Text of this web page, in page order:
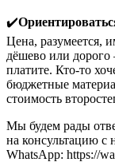
✔️
Цена, разумеется,
дёшево или
платите. Кто-то
бюджетные
стоимость
Мы будем рады
на консультацию с
WhatsApp: https://